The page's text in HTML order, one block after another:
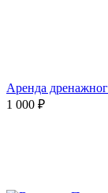
Аренда
1 000 ₽